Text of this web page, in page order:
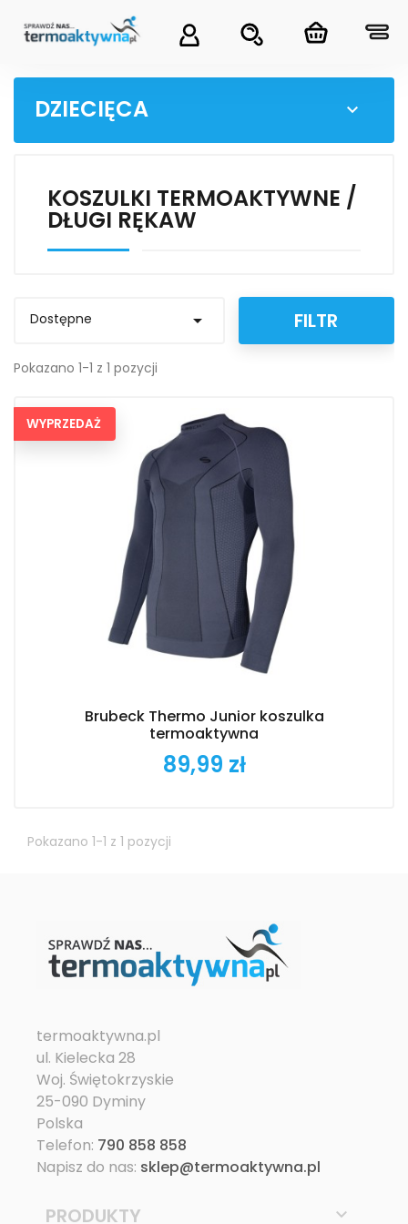
DZIECIĘCA 
KOSZULKI TERMOAKTYWNE /
DŁUGI RĘKAW
Dostępne  FILTR
Pokazano 1-1 z 1 pozycji
Brubeck Thermo Junior koszulka
termoaktywna
Cena
89,99 zł
WYPRZEDAŻ
Pokazano 1-1 z 1 pozycji
termoaktywna.pl
ul. Kielecka 28
Woj. Świętokrzyskie
25-090 Dyminy
Polska
Telefon: 790 858 858
Napisz do nas: sklep@termoaktywna.pl
PRODUKTY 